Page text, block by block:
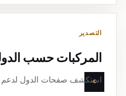
التصدير
المركبات حسب
استكشف صفحات الدول لدعم